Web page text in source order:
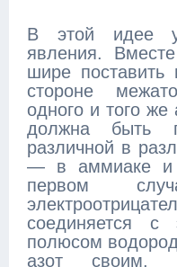
В этой идее
явления.
шире поставить
стороне
одного и того
должна быть
различной в
— в аммиаке и
первом
соединяется с
полюсом
азот